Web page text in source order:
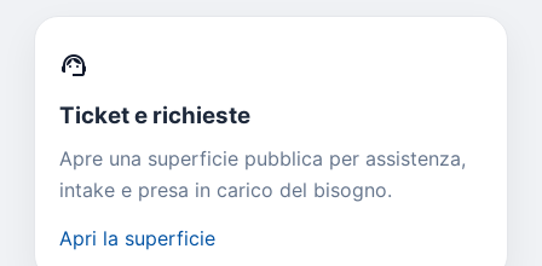
support_agent
Ticket e richieste
Apre una superficie pubblica per assistenza,
intake e presa in carico del bisogno.
Apri la superficie